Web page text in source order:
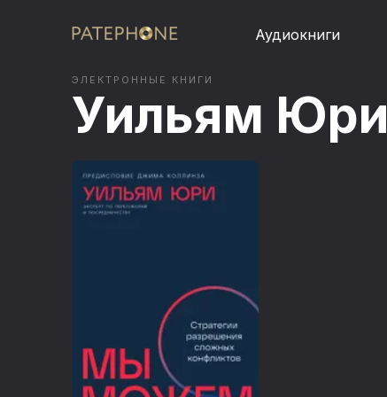
Аудиокниги
ЭЛЕКТРОННЫЕ КНИГИ
Уильям Юри